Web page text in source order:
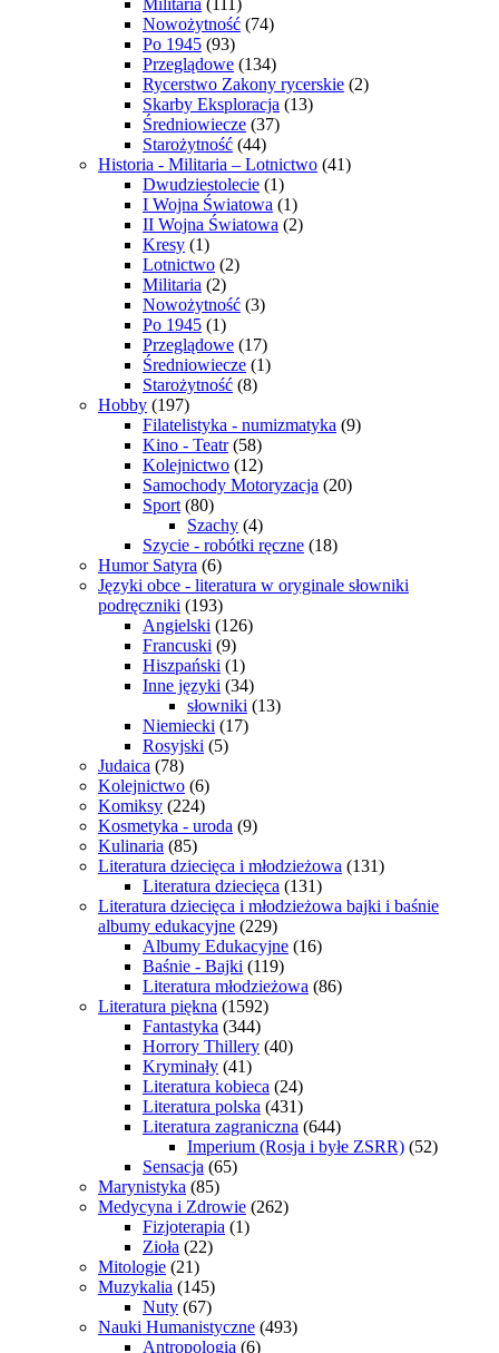
Militaria (111)
Nowożytność (74)
Po 1945 (93)
Przeglądowe (134)
Rycerstwo Zakony rycerskie (2)
Skarby Eksploracja (13)
Średniowiecze (37)
Starożytność (44)
Historia - Militaria – Lotnictwo (41)
Dwudziestolecie (1)
I Wojna Światowa (1)
II Wojna Światowa (2)
Kresy (1)
Lotnictwo (2)
Militaria (2)
Nowożytność (3)
Po 1945 (1)
Przeglądowe (17)
Średniowiecze (1)
Starożytność (8)
Hobby (197)
Filatelistyka - numizmatyka (9)
Kino - Teatr (58)
Kolejnictwo (12)
Samochody Motoryzacja (20)
Sport (80)
Szachy (4)
Szycie - robótki ręczne (18)
Humor Satyra (6)
Języki obce - literatura w oryginale słowniki
podręczniki (193)
Angielski (126)
Francuski (9)
Hiszpański (1)
Inne języki (34)
słowniki (13)
Niemiecki (17)
Rosyjski (5)
Judaica (78)
Kolejnictwo (6)
Komiksy (224)
Kosmetyka - uroda (9)
Kulinaria (85)
Literatura dziecięca i młodzieżowa (131)
Literatura dziecięca (131)
Literatura dziecięca i młodzieżowa bajki i baśnie
albumy edukacyjne (229)
Albumy Edukacyjne (16)
Baśnie - Bajki (119)
Literatura młodzieżowa (86)
Literatura piękna (1592)
Fantastyka (344)
Horrory Thillery (40)
Kryminały (41)
Literatura kobieca (24)
Literatura polska (431)
Literatura zagraniczna (644)
Imperium (Rosja i byłe ZSRR) (52)
Sensacja (65)
Marynistyka (85)
Medycyna i Zdrowie (262)
Fizjoterapia (1)
Zioła (22)
Mitologie (21)
Muzykalia (145)
Nuty (67)
Nauki Humanistyczne (493)
Antropologia (6)